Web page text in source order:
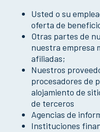
Usted o su
oferta de
Otras partes de
nuestra empresa
afiliadas;
Nuestros
procesadores de
alojamiento de
de terceros
Agencias de
Instituciones